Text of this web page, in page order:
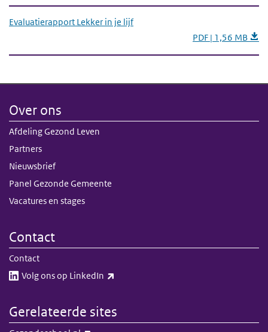
Evaluatierapport Lekker in je lijf
PDF | 1,56 MB
Over ons
Afdeling Gezond Leven
Partners
Nieuwsbrief
Panel Gezonde Gemeente
Vacatures en stages
Contact
Contact
Volg ons op LinkedIn​​
Gerelateerde sites